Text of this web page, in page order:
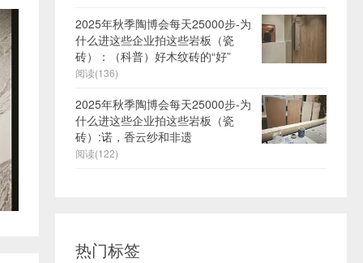
2025年秋季陶博会每天25000步-为
什么进这些企业拍这些岩板（瓷
砖）：（科普）好木纹砖的“好”
阅读(136)
2025年秋季陶博会每天25000步-为
什么进这些企业拍这些岩板（瓷
砖）:诺，香云纱和非遗
阅读(122)
热门标签